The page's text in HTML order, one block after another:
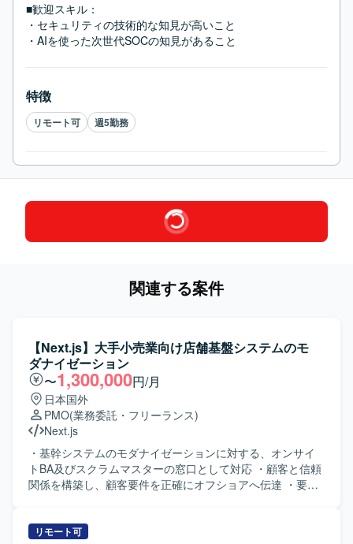
■歓迎スキル：
・セキュリティの技術的な知見が高いこと
・AIを使った次世代SOCの知見があること
特徴
リモート可 週5勤務
関連する案件
【Next.js】大手小売業向け店舗基盤システムのモ
ダナイゼーション
〜1,300,000円/月
日本国外
PMO(業務委託・フリーランス)
Next.js
・基幹システムのモダナイゼーションに対する、オンサイ
トBA及びスクラムマスターの窓口として対応 ・顧客と信頼
関係を構築し、顧客要件を正確にオフショアへ伝達 ・要件
ーとのコミュニケーション ・オンサイト/オフショア連携・
リモート可